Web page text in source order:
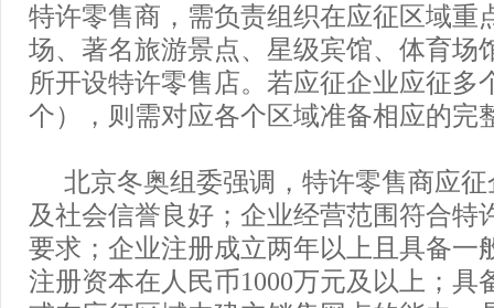
特许零售商，需负责组织在应征区域重
场、著名旅游景点、星级宾馆、体育场
所开设特许零售店。若应征企业应征多
个），则需对应各个区域准备相应的完
北京冬奥组委强调，特许零售商应
及社会信誉良好；企业经营范围符合特
要求；企业注册成立两年以上且具备一
注册资本在人民币1000万元及以上；具